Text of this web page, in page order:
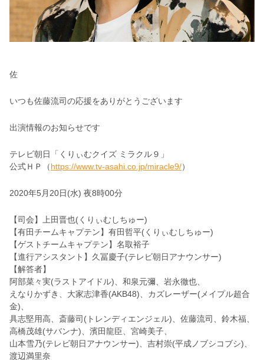
佐
いつも佐藤流司の応援をありがとうございます
出演情報のお知らせです
テレビ朝日「くりぃむクイズ ミラクル９」
公式ＨＰ（https://www.tv-asahi.co.jp/miracle9/）
2020年5月20日(水) 夜8時00分
【司会】上田晋也(くりぃむしちゅー)
【有田チームキャプテン】有田哲平(くりぃむしちゅー)
【ゲストチームキャプテン】名取裕子
【進行アシスタント】久冨慶子(テレビ朝日アナウンサー)
【解答者】
阿部菜々実(ラストアイドル)、和泉元彌、岩永徹也、
えなりかずき、大家志津香(AKB48)、カズレーザー(メイプル超合
金)、
具志堅用高、斎藤司(トレンディエンジェル)、佐藤流司、鈴木福、
高橋茂雄(サバンナ)、濱田龍臣、宮崎美子、
山本雪乃(テレビ朝日アナウンサー)、吉村崇(平成ノブシコブシ)、
渡辺満里奈